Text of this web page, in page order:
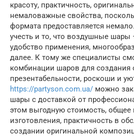
красоту, практичность,
немаловажные свойства,
формата предоставляется
учесть и то, что воздушные шары
удобство применения,
далее. К тому же специалисты
комбинации шаров для создания
презентабельности, роскоши и
https://partyson.com.ua/ можно
шары с доставкой от
этом выгодную стоимость, общее
изготовления, практичность в
создании оригинальной